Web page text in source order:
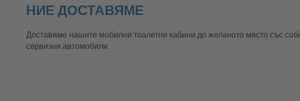
НИЕ ДОСТАВЯМЕ
Доставяме нашите мобилни тоалетни кабини до желаното място със
сервизни автомобили.